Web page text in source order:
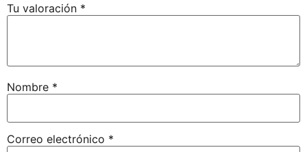
Tu valoración *
Nombre *
Correo electrónico *